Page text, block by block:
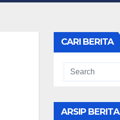
CARI BERITA
ARSIP BERITA